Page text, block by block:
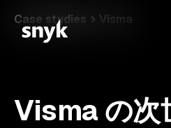
Case studies Visma
Visma の次